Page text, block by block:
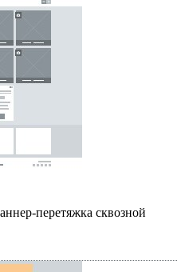
перетяжка сквозной